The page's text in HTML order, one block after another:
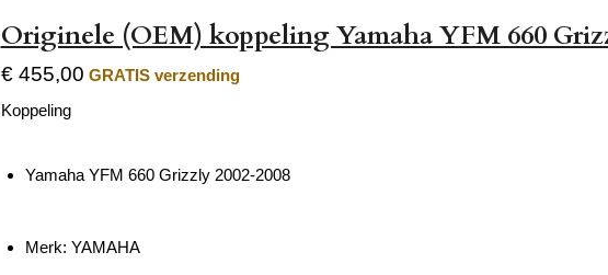
Originele (OEM) koppeling Yamaha YFM 660
€ 455,00 GRATIS verzending
Koppeling
Yamaha YFM 660 Grizzly 2002-2008
Merk: YAMAHA